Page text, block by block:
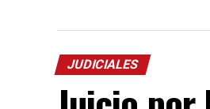
JUDICIALES